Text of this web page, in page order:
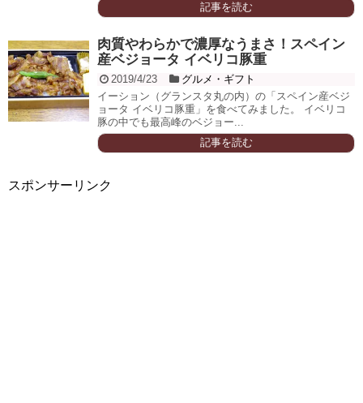
記事を読む
肉質やわらかで濃厚なうまさ！スペイン
産ベジョータ イベリコ豚重
2019/4/23
グルメ・ギフト
イーション（グランスタ丸の内）の「スペイン産ベジ
ョータ イベリコ豚重」を食べてみました。 イベリコ
豚の中でも最高峰のベジョー...
記事を読む
スポンサーリンク